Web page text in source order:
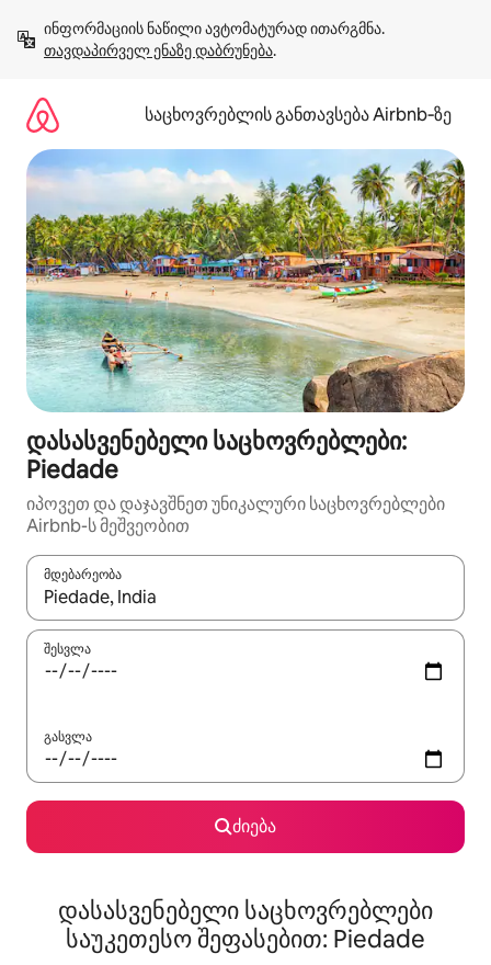
გადასვლა
თავდაპირველ ენაზე დაბრუნება.
საცხოვრებლის განთავსება Airbnb‑ზე
დასასვენებელი საცხოვრებლები:
Piedade
იპოვეთ და დაჯავშნეთ უნიკალური საცხოვრებლები
Airbnb-ს მეშვეობით
მდებარეობა
როცა შედეგები ხელმისაწვდომი გახდება, ნავიგაციისთვის
შესვლა
გასვლა
ძიება
დასასვენებელი საცხოვრებლები
საუკეთესო შეფასებით: Piedade